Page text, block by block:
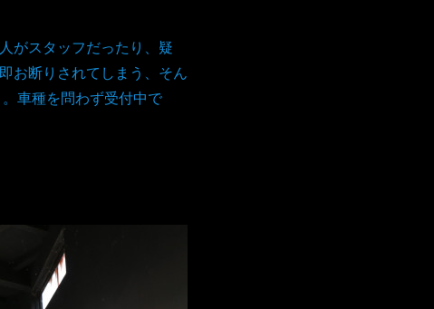
がスタッフだったり、疑
お断りされてしまう、そん
車種を問わず受付中で